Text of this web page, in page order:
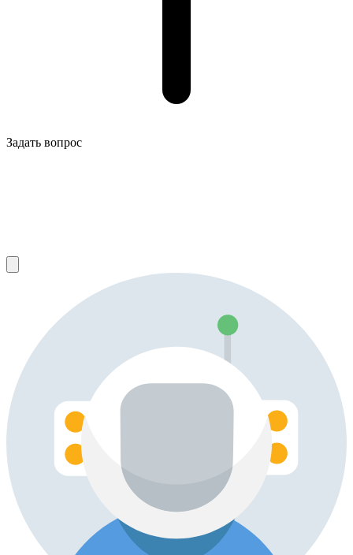
Задать вопрос